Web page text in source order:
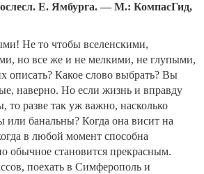
Е. Ямбурга. — М.: КомпасГид,
Не то чтобы вселенскими,
но все же и не мелкими, не глупыми,
описать? Какое слово выбрать? Вы
наверно. Но если жизнь и вправду
то разве так уж важно, насколько
банальны? Когда она висит на
в любой момент способна
обычное становится прекрасным.
поехать в Симферополь и